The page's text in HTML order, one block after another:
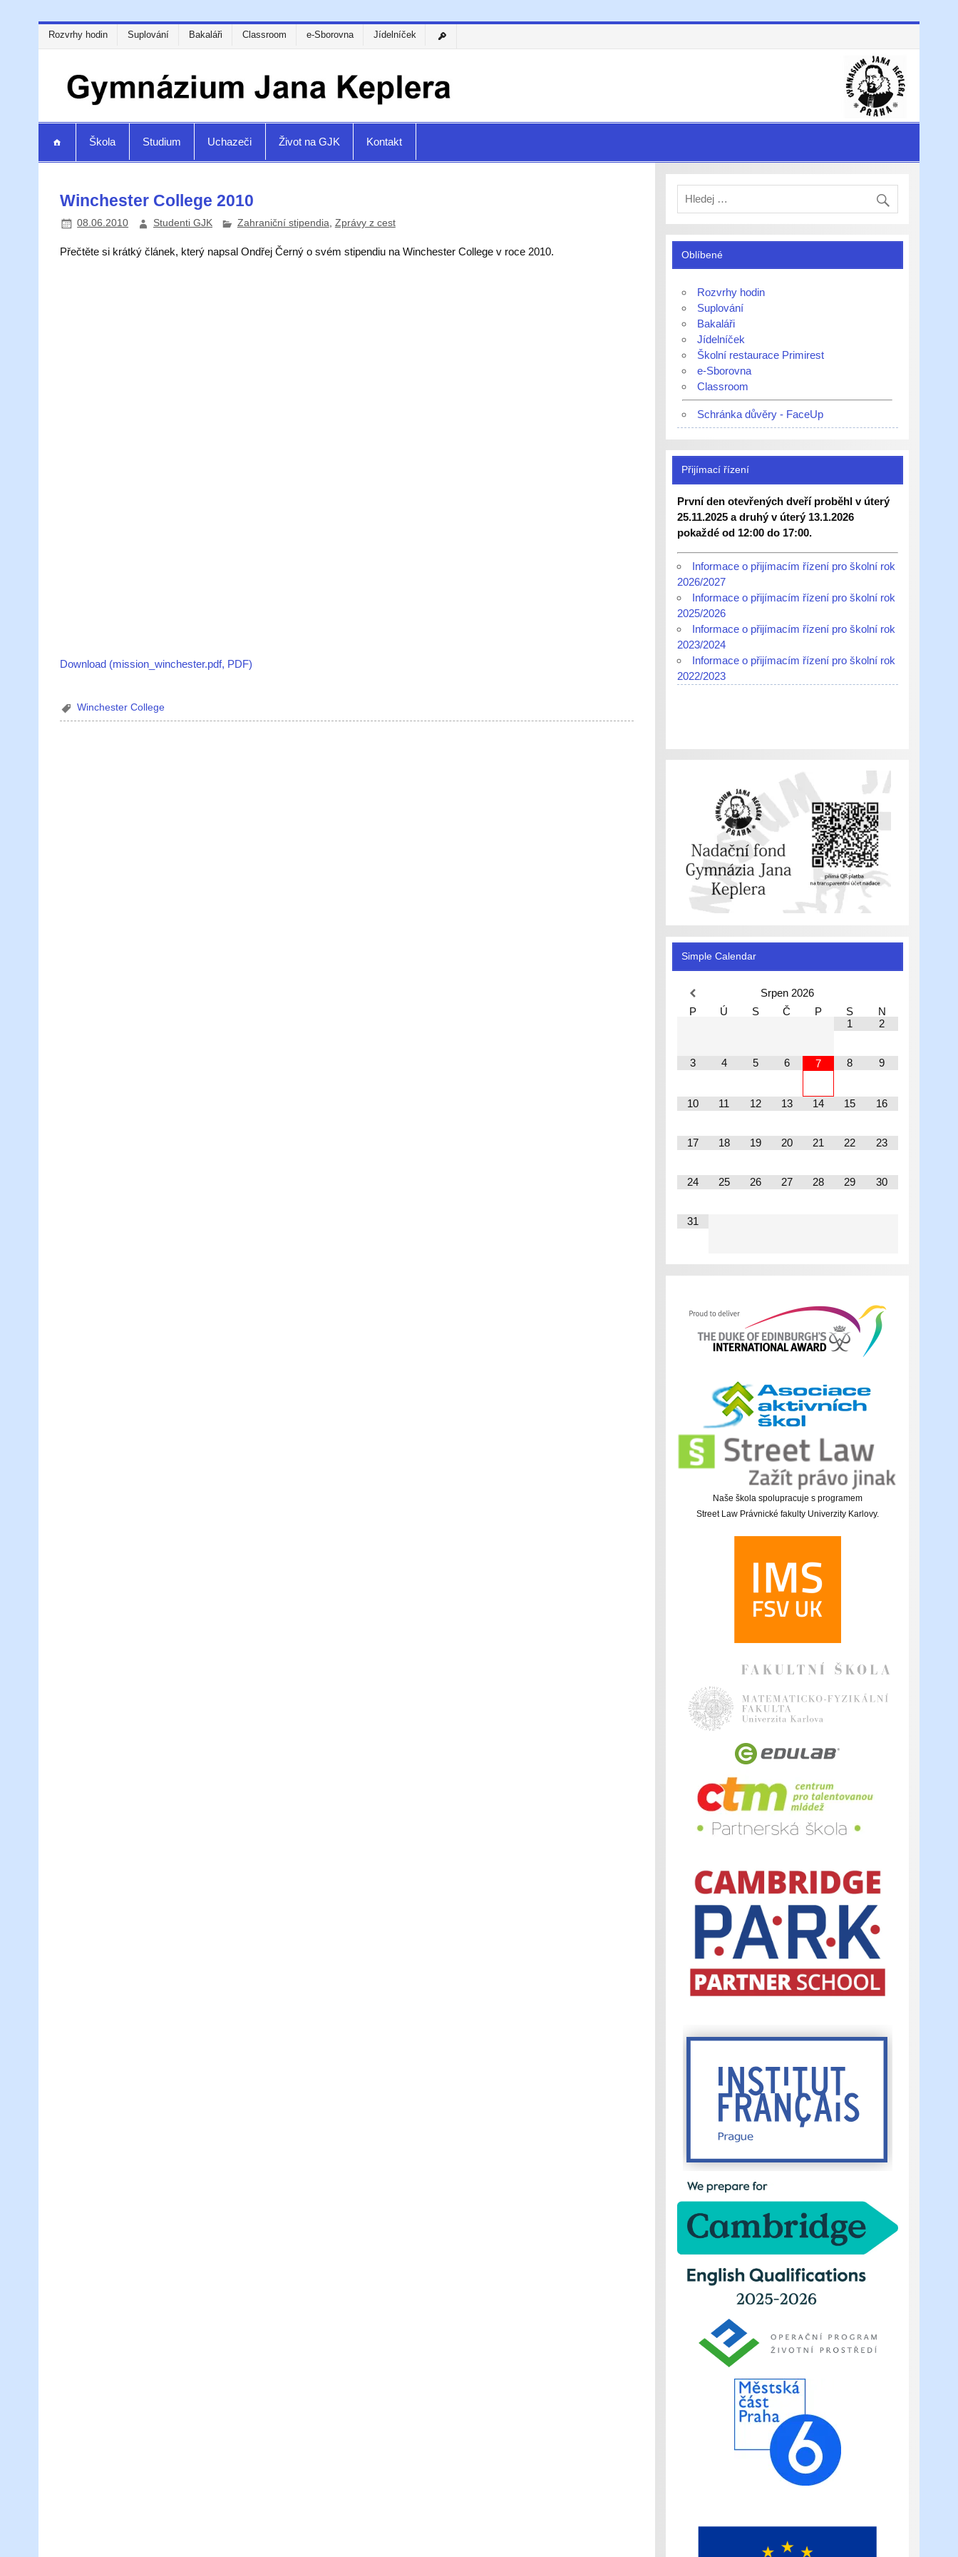
Rozvrhy hodin Suplování Bakaláři Classroom e-Sborovna Jídelníček
Škola Studium Uchazeči Život na GJK Kontakt
Winchester College 2010
08.06.2010 Studenti GJK Zahraniční stipendia, Zprávy z cest
Přečtěte si krátký článek, který napsal Ondřej Černý o svém stipendiu na Winchester College v roce 2010.
Download (mission_winchester.pdf, PDF)
Winchester College
Oblíbené
Rozvrhy hodin
Suplování
Bakaláři
Jídelníček
Školní restaurace Primirest
e-Sborovna
Classroom
Schránka důvěry - FaceUp
Přijímací řízení
První den otevřených dveří proběhl v úterý
25.11.2025 a druhý v úterý 13.1.2026
pokaždé od 12:00 do 17:00.
Informace o přijímacím řízení pro školní rok
2026/2027
Informace o přijímacím řízení pro školní rok
2025/2026
Informace o přijímacím řízení pro školní rok
2023/2024
Informace o přijímacím řízení pro školní rok
2022/2023
Simple Calendar
Srpen 2026
P
Ú S Č P S
N
1
2
3 4 5 6 7 8 9
10 11 12 13 14 15 16
17 18 19 20 21 22 23
24 25 26 27 28 29 30
31
Naše škola spolupracuje s programem
Street Law Právnické fakulty Univerzity Karlovy.